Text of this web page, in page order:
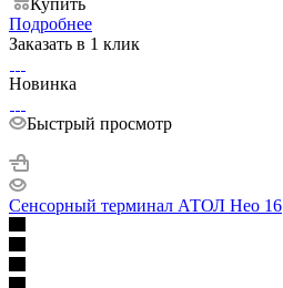
Подробнее
Заказать в 1 клик
Новинка
Быстрый просмотр
Сенсорный терминал АТОЛ Нео 16